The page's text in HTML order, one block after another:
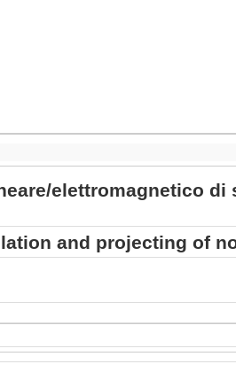
elettromagnetico di
and projecting of